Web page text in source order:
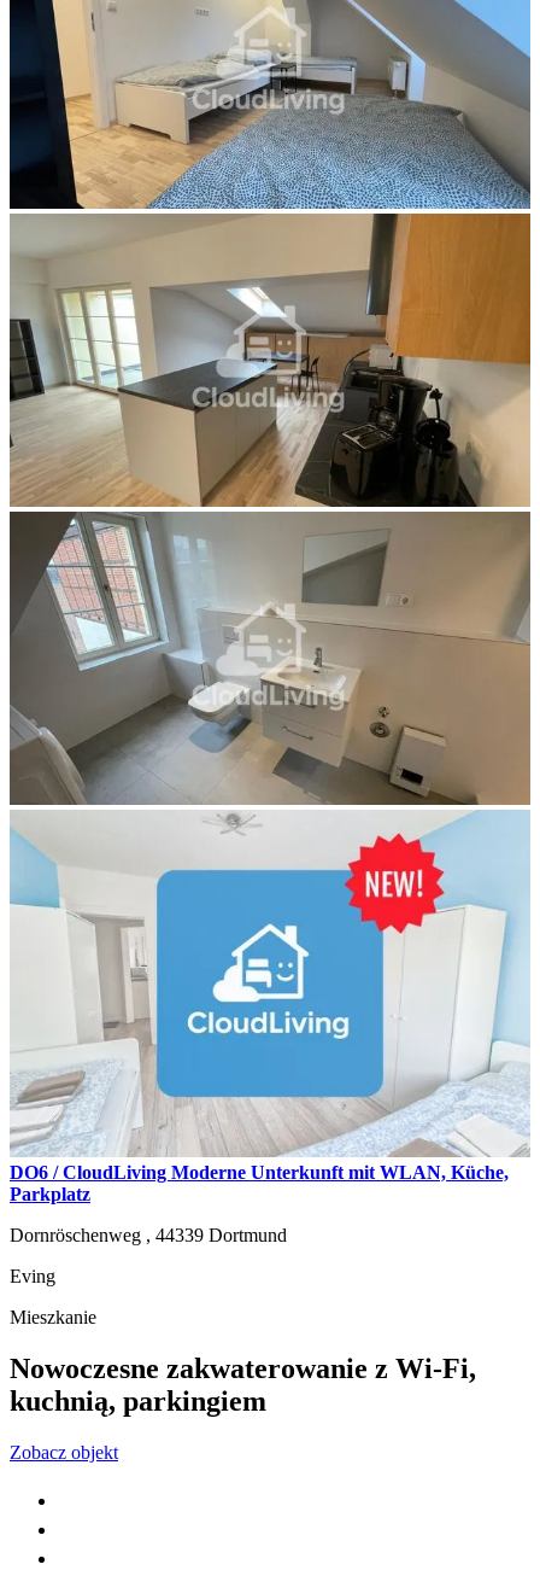
DO6 / CloudLiving Moderne Unterkunft mit WLAN, Küche,
Parkplatz
Dornröschenweg , 44339 Dortmund
Eving
Mieszkanie
Nowoczesne zakwaterowanie z Wi-Fi,
kuchnią, parkingiem
Zobacz objekt